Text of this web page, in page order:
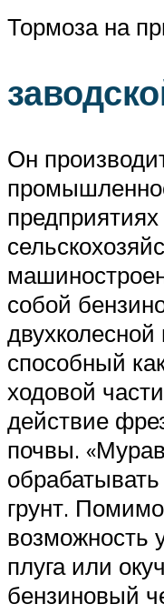
Тормоза на
Он
предприятиях
собой
способный
ходовой
действие
почвы.
грунт.
возможность
плуга или
бензиновый